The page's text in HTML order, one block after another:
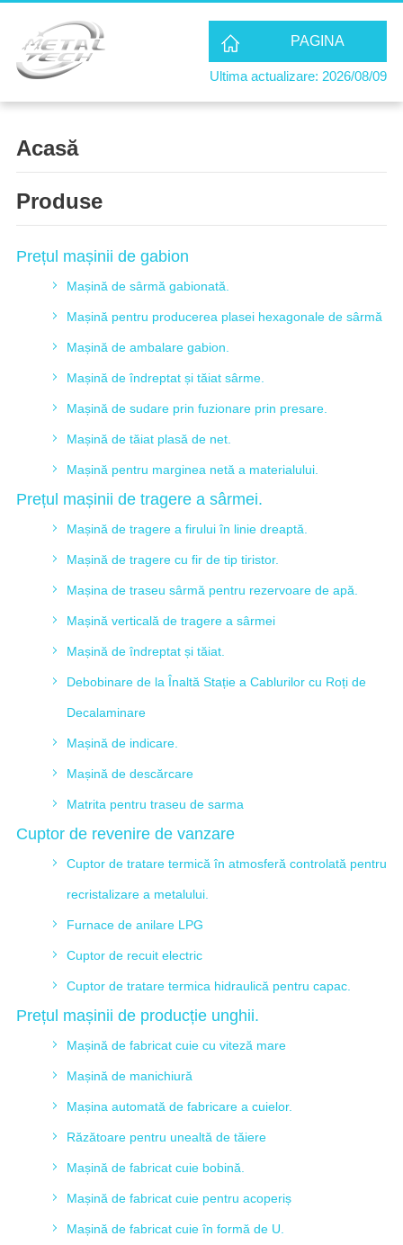
PAGINA
PRINCIPALĂ
Ultima actualizare: 2026/08/09
Acasă
Produse
Prețul mașinii de gabion
Mașină de sârmă gabionată.
Mașină pentru producerea plasei hexagonale de sârmă
Mașină de ambalare gabion.
Mașină de îndreptat și tăiat sârme.
Mașină de sudare prin fuzionare prin presare.
Mașină de tăiat plasă de net.
Mașină pentru marginea netă a materialului.
Prețul mașinii de tragere a sârmei.
Mașină de tragere a firului în linie dreaptă.
Mașină de tragere cu fir de tip tiristor.
Mașina de traseu sârmă pentru rezervoare de apă.
Mașină verticală de tragere a sârmei
Mașină de îndreptat și tăiat.
Debobinare de la Înaltă Stație a Cablurilor cu Roți de
Decalaminare
Mașină de indicare.
Mașină de descărcare
Matrita pentru traseu de sarma
Cuptor de revenire de vanzare
Cuptor de tratare termică în atmosferă controlată pentru
recristalizare a metalului.
Furnace de anilare LPG
Cuptor de recuit electric
Cuptor de tratare termica hidraulică pentru capac.
Prețul mașinii de producție unghii.
Mașină de fabricat cuie cu viteză mare
Mașină de manichiură
Mașina automată de fabricare a cuielor.
Răzătoare pentru unealtă de tăiere
Mașină de fabricat cuie bobină.
Mașină de fabricat cuie pentru acoperiș
Mașină de fabricat cuie în formă de U.